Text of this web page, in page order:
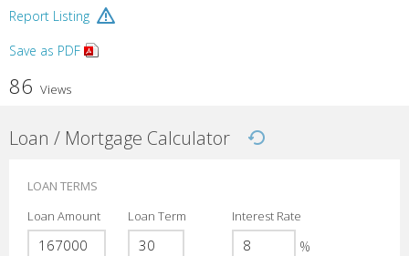
Report Listing
Save as PDF
86 Views
Loan / Mortgage Calculator
LOAN TERMS
Loan Amount
Loan Term Interest Rate
%